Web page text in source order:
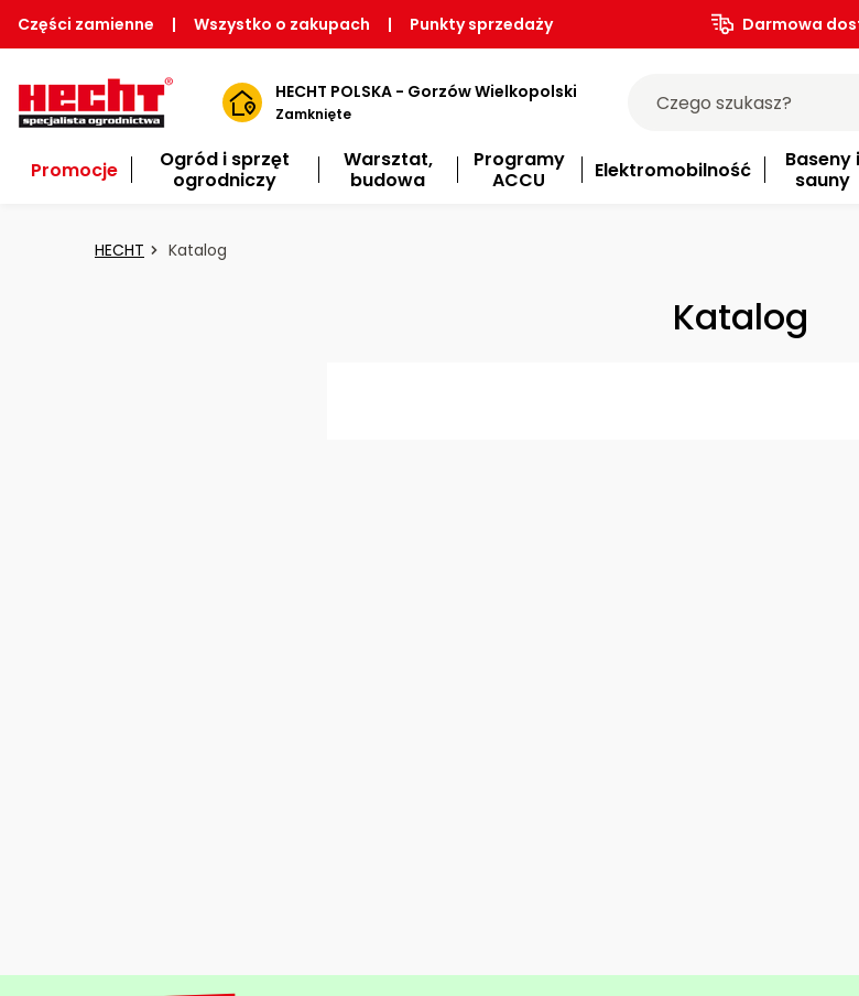
Części zamienne | Wszystko o zakupach | Punkty sprzedaży Darmowa
HECHT POLSKA - Gorzów Wielkopolski
Zamknięte
Promocje
Ogród i sprzęt
ogrodniczy
Warsztat,
budowa
Programy
ACCU
Elektromobilność
Baseny i
sauny
HECHT Katalog
Katalog